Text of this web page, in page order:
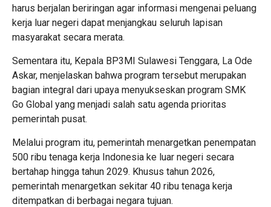
harus berjalan beriringan agar informasi mengenai peluang
kerja luar negeri dapat menjangkau seluruh lapisan
masyarakat secara merata.
Sementara itu, Kepala BP3MI Sulawesi Tenggara, La Ode
Askar, menjelaskan bahwa program tersebut merupakan
bagian integral dari upaya menyukseskan program SMK
Go Global yang menjadi salah satu agenda prioritas
pemerintah pusat.
Melalui program itu, pemerintah menargetkan penempatan
500 ribu tenaga kerja Indonesia ke luar negeri secara
bertahap hingga tahun 2029. Khusus tahun 2026,
pemerintah menargetkan sekitar 40 ribu tenaga kerja
ditempatkan di berbagai negara tujuan.